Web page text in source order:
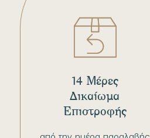
14 Μέρες
Δικαίωμα
Επιστροφής